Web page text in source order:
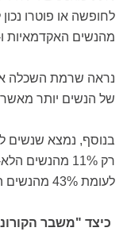
מהנשים האקדמאיות ו- 18% בלבד מהגברים
נראה שרמת השכלה
של הנשים יותר
בנוסף, נמצא שנשים
רק 11%
לעומת 43% מהנשים האקדמאיות.
כיצד "משבר